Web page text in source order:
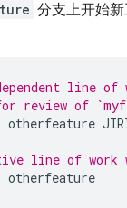
分支上开始
line of
review of
otherfeature
line of work